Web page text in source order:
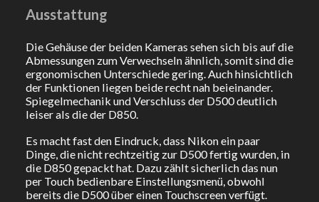
Ausstattung
Die Gehäuse der beiden Kameras sehen sich bis auf die
Abmessungen zum Verwechseln ähnlich, somit sind die
ergonomischen Unterschiede gering. Auch hinsichtlich
der Funktionen liegen beide recht nah beieinander.
Spiegelmechanik und Verschluss der D500 deutlich
leiser als die der D850.
Es macht fast den Eindruck, dass Nikon ein paar
Dinge, die nicht rechtzeitig zur D500 fertig wurden, in
die D850 gepackt hat. Dazu zählt sicherlich das nun
per Touch bedienbare Einstellungsmenü, obwohl
bereits die D500 über einen Touchscreen verfügt.